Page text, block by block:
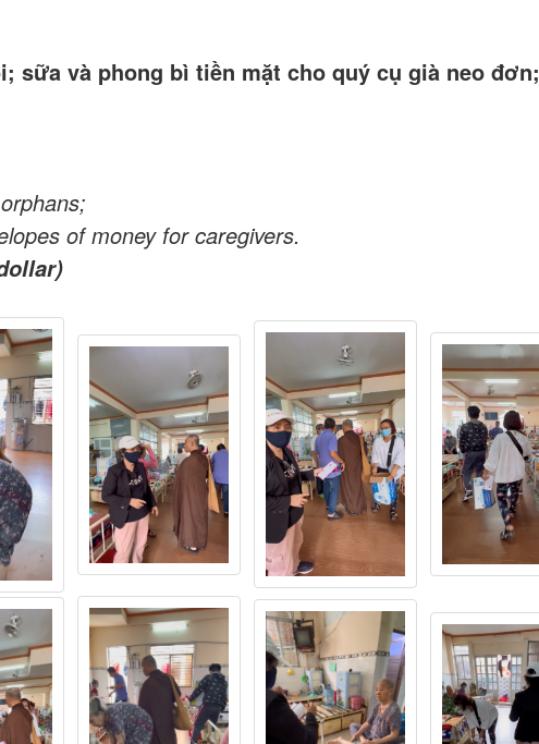
sữa và phong bì tiền mặt cho quý cụ già neo đơn;
of money for caregivers.